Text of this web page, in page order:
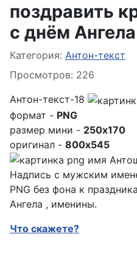
поздравить
с днём Ангела
Информация о материале
Категория: Антон-текст
Просмотров: 226
Антон-текст-18
формат - PNG
размер мини - 250x170
оригинал - 800x545
Надпись с мужским
PNG без фона к
Ангела , именины.
Что скажете?